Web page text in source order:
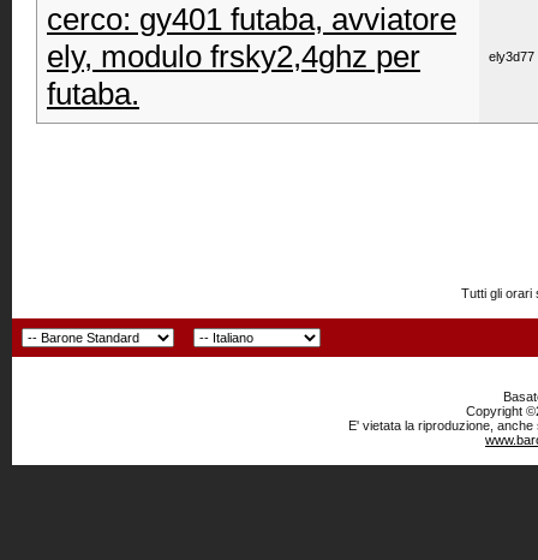
cerco: gy401 futaba, avviatore
ely, modulo frsky2,4ghz per
futaba.
ely3d77
Tutti gli orari
Copyright
E' vietata la riproduzione,